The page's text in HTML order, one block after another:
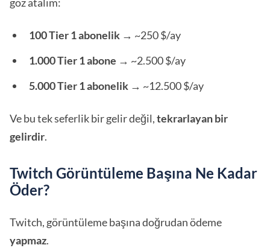
100 Tier 1 abonelik → ~250 $/ay
1.000 Tier 1 abone → ~2.500 $/ay
5.000 Tier 1 abonelik → ~12.500 $/ay
Ve bu tek seferlik bir gelir değil,tekrarlayan bir
gelirdir.
Twitch Görüntüleme Başına Ne Kadar
Öder?
Twitch, görüntüleme başına doğrudan ödeme
yapmaz.